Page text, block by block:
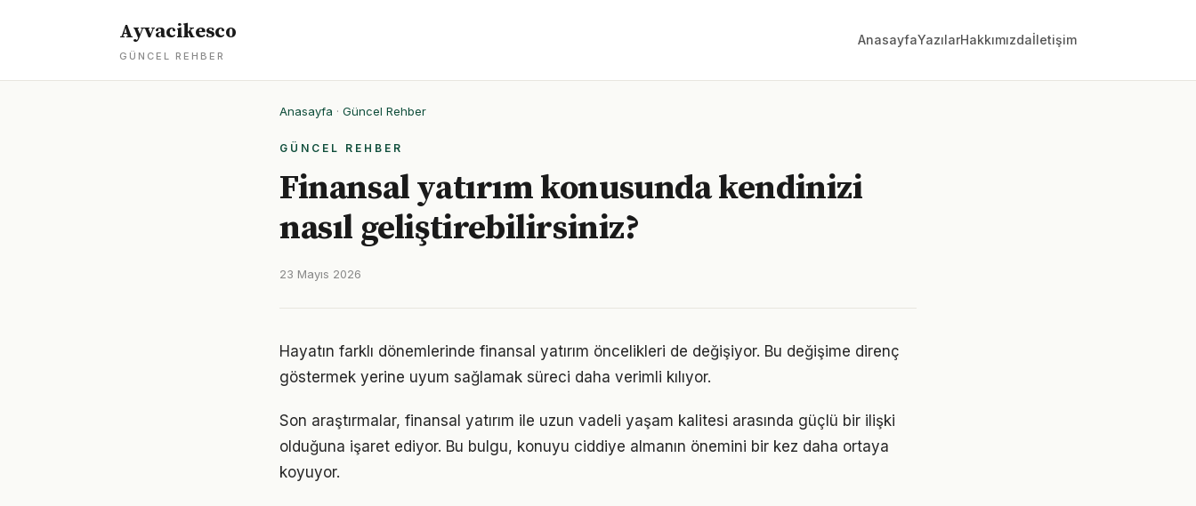
Ayvacikesco
GÜNCEL REHBER
AnasayfaYazılarHakkımızdaİletişim
Anasayfa · Güncel Rehber
GÜNCEL REHBER
Finansal yatırım konusunda kendinizi
nasıl geliştirebilirsiniz?
23 Mayıs 2026
Hayatın farklı dönemlerinde finansal yatırım öncelikleri de değişiyor. Bu değişime direnç
göstermek yerine uyum sağlamak süreci daha verimli kılıyor.
Son araştırmalar, finansal yatırım ile uzun vadeli yaşam kalitesi arasında güçlü bir ilişki
olduğuna işaret ediyor. Bu bulgu, konuyu ciddiye almanın önemini bir kez daha ortaya
koyuyor.